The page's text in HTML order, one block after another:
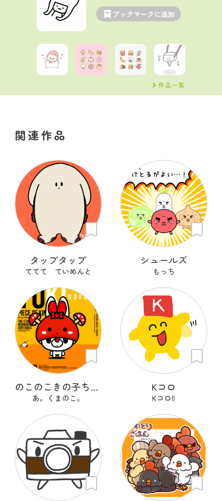
ブックマークに追加
作品一覧
関連作品
タップタップ
ててて ていめんと
シュールズ
もっち
のこのこきの子ちゃん
あ。くまのこ。
Kコロ
Kコロ‼︎